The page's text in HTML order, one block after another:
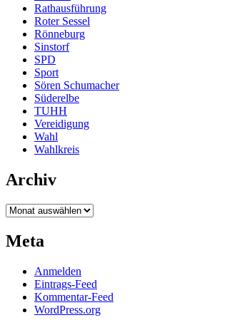
Rathausführung
Roter Sessel
Rönneburg
Sinstorf
SPD
Sport
Sören Schumacher
Süderelbe
TUHH
Vereidigung
Wahl
Wahlkreis
Archiv
Archiv
Meta
Anmelden
Eintrags-Feed
Kommentar-Feed
WordPress.org